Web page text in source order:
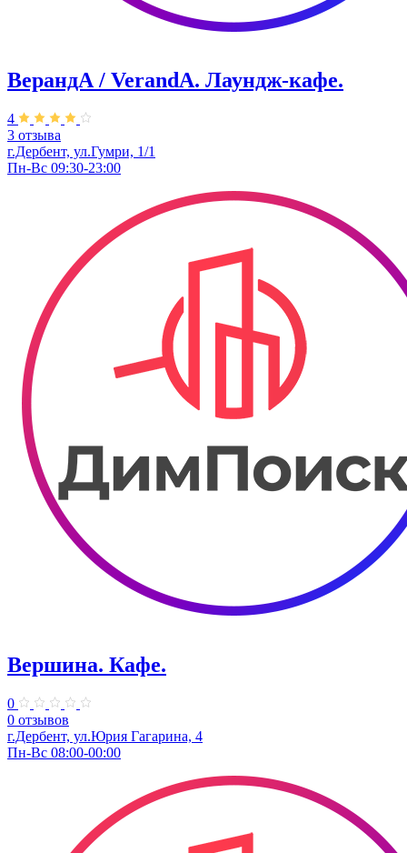
ВерандА / VerandA. ​Лаундж-кафе.
4
3 отзыва
г.Дербент, ул.Гумри, 1/1
Пн-Вс 09:30-23:00
Вершина. Кафе.
0
0 отзывов
г.Дербент, ул.Юрия Гагарина, 4
Пн-Вс 08:00-00:00